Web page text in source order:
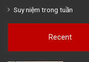
Suy niệm trong tuần
Recent